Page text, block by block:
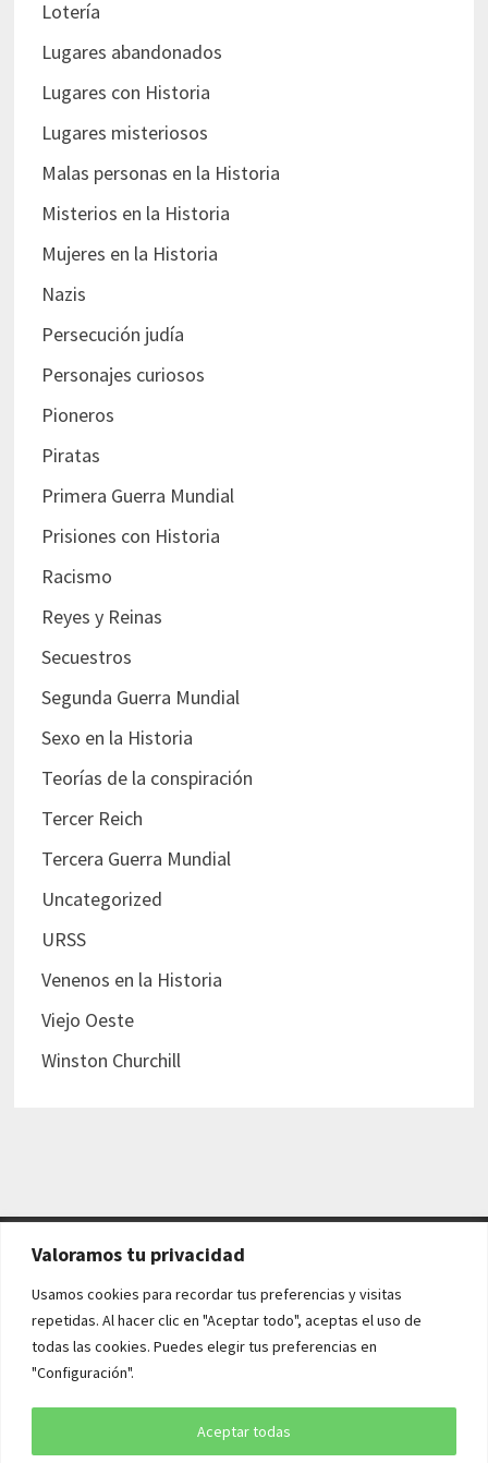
Valoramos tu privacidad
Usamos cookies para recordar tus preferencias y visitas
repetidas. Al hacer clic en "Aceptar todo", aceptas el uso de
todas las cookies. Puedes elegir tus preferencias en
"Configuración".
Aceptar todas
Lotería
Lugares abandonados
Lugares con Historia
Lugares misteriosos
Malas personas en la Historia
Misterios en la Historia
Mujeres en la Historia
Nazis
Persecución judía
Personajes curiosos
Pioneros
Piratas
Primera Guerra Mundial
Prisiones con Historia
Racismo
Reyes y Reinas
Secuestros
Segunda Guerra Mundial
Sexo en la Historia
Teorías de la conspiración
Tercer Reich
Tercera Guerra Mundial
Uncategorized
URSS
Venenos en la Historia
Viejo Oeste
Winston Churchill
AVISO LEGAL Y POLÍTICAS
Aviso legal
Política de cookies